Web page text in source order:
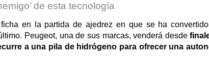
de esta tecnología
en la partida de ajedrez en que se ha
Peugeot, una de sus marcas, venderá desde
a una pila de hidrógeno para ofrecer una